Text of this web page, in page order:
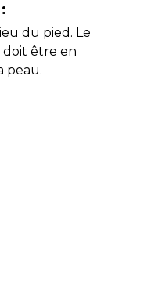
du pied. Le
être en
peau.